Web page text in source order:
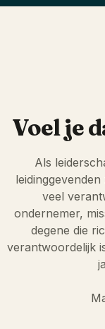
Voel je
Als
veel
ondernemer,
degene die
verantwoordelijk